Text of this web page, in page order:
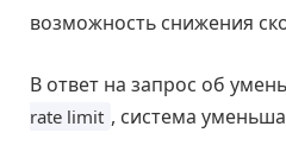
возможность снижения
В ответ на запрос об
rate limit , система